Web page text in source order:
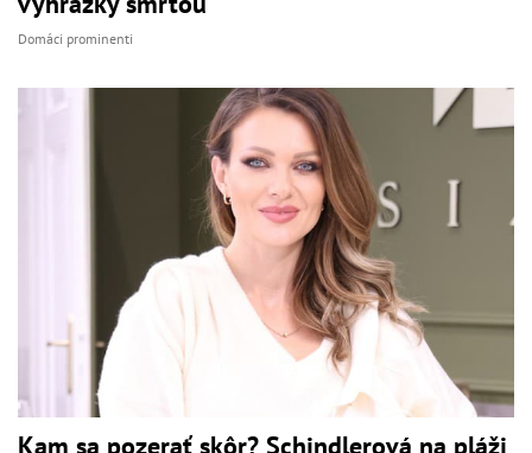
Domáci prominenti
Kam sa pozerať skôr? Schindlerová na pláži